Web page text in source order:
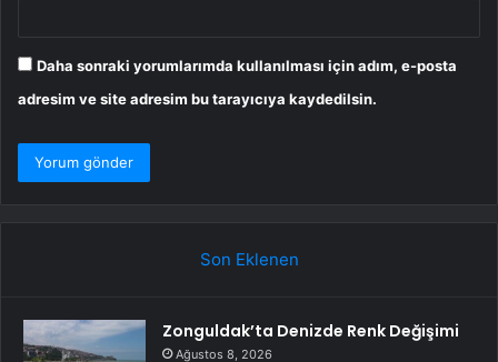
Daha sonraki yorumlarımda kullanılması için adım, e-posta
adresim ve site adresim bu tarayıcıya kaydedilsin.
Son Eklenen
Zonguldak’ta Denizde Renk Değişimi
Ağustos 8, 2026